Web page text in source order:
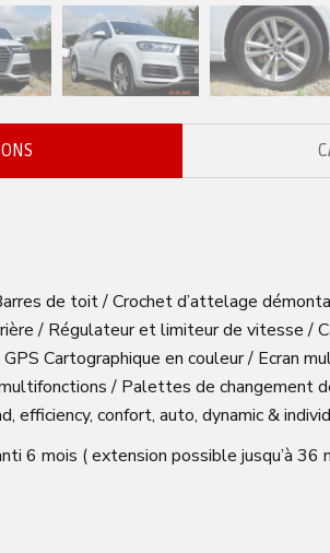
de toit / Crochet d’attelage
/ Régulateur et limiteur de vitesse /
Cartographique en couleur / Ecran
/ Palettes de changement
efficiency, confort, auto, dynamic &
6 mois ( extension possible jusqu’à 36